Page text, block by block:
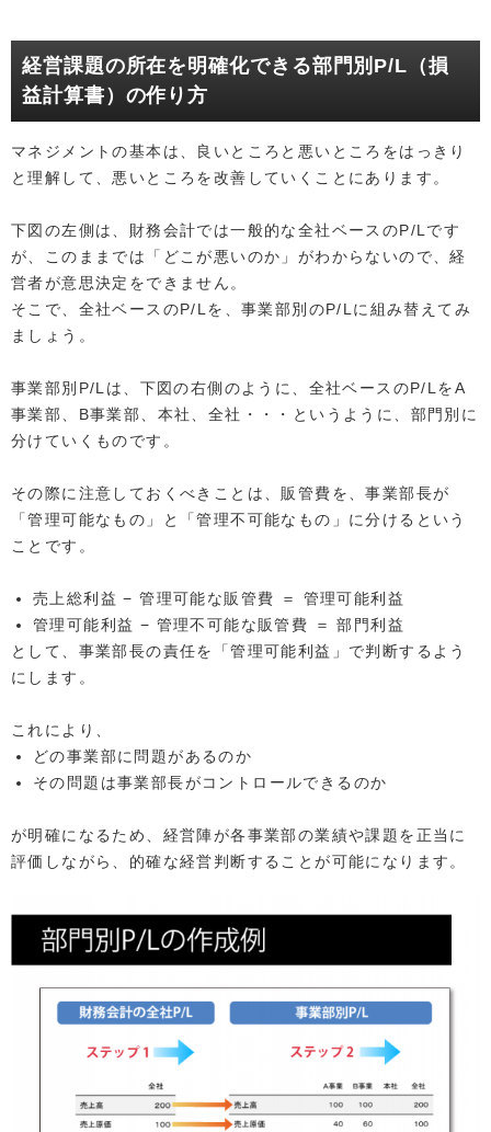
経営課題の所在を明確化できる部門別P/L（損
益計算書）の作り方
マネジメントの基本は、良いところと悪いところをはっきり
と理解して、悪いところを改善していくことにあります。
下図の左側は、財務会計では一般的な全社ベースのP/Lです
が、このままでは「どこが悪いのか」がわからないので、経
営者が意思決定をできません。
そこで、全社ベースのP/Lを、事業部別のP/Lに組み替えてみ
ましょう。
事業部別P/Lは、下図の右側のように、全社ベースのP/LをA
事業部、B事業部、本社、全社・・・というように、部門別に
分けていくものです。
その際に注意しておくべきことは、販管費を、事業部長が
「管理可能なもの」と「管理不可能なもの」に分けるという
ことです。
売上総利益 − 管理可能な販管費 ＝ 管理可能利益
管理可能利益 − 管理不可能な販管費 ＝ 部門利益
として、事業部長の責任を「管理可能利益」で判断するよう
にします。
これにより、
どの事業部に問題があるのか
その問題は事業部長がコントロールできるのか
が明確になるため、経営陣が各事業部の業績や課題を正当に
評価しながら、的確な経営判断することが可能になります。